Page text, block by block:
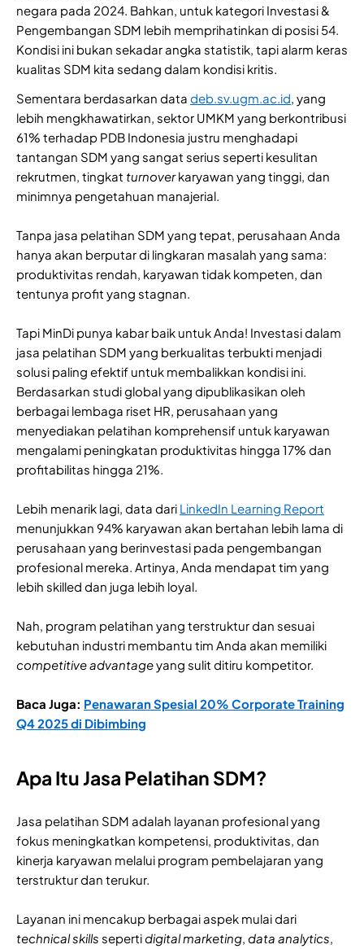
negara pada 2024. Bahkan, untuk kategori Investasi &
Pengembangan SDM lebih memprihatinkan di posisi 54.
Kondisi ini bukan sekadar angka statistik, tapi alarm keras
kualitas SDM kita sedang dalam kondisi kritis.
Sementara berdasarkan data deb.sv.ugm.ac.id, yang
lebih mengkhawatirkan, sektor UMKM yang berkontribusi
61% terhadap PDB Indonesia justru menghadapi
tantangan SDM yang sangat serius seperti kesulitan
rekrutmen, tingkat turnoverkaryawan yang tinggi, dan
minimnya pengetahuan manajerial.
Tanpa jasa pelatihan SDM yang tepat, perusahaan Anda
hanya akan berputar di lingkaran masalah yang sama:
produktivitas rendah, karyawan tidak kompeten, dan
tentunya profit yang stagnan.
Tapi MinDi punya kabar baik untuk Anda! Investasi dalam
jasa pelatihan SDM yang berkualitas terbukti menjadi
solusi paling efektif untuk membalikkan kondisi ini.
Berdasarkan studi global yang dipublikasikan oleh
berbagai lembaga riset HR, perusahaan yang
menyediakan pelatihan komprehensif untuk karyawan
mengalami peningkatan produktivitas hingga 17% dan
profitabilitas hingga 21%.
Lebih menarik lagi, data dari LinkedIn Learning Report
menunjukkan 94% karyawan akan bertahan lebih lama di
perusahaan yang berinvestasi pada pengembangan
profesional mereka. Artinya, Anda mendapat tim yang
lebih skilled dan juga lebih loyal.
Nah, program pelatihan yang terstruktur dan sesuai
kebutuhan industri membantu tim Anda akan memiliki
competitive advantageyang sulit ditiru kompetitor.
Baca Juga: Penawaran Spesial 20% Corporate Training
Q4 2025 di Dibimbing
Apa Itu Jasa Pelatihan SDM?
Jasa pelatihan SDM adalah layanan profesional yang
fokus meningkatkan kompetensi, produktivitas, dan
kinerja karyawan melalui program pembelajaran yang
terstruktur dan terukur.
Layanan ini mencakup berbagai aspek mulai dari
technical skills sepertidigital marketing, data analytics,